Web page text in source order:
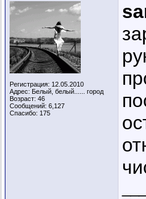
Регистрация: 12.05.2010
Адрес: Белый, белый...... город
Возраст: 46
Сообщений: 6,127
Спасибо: 175